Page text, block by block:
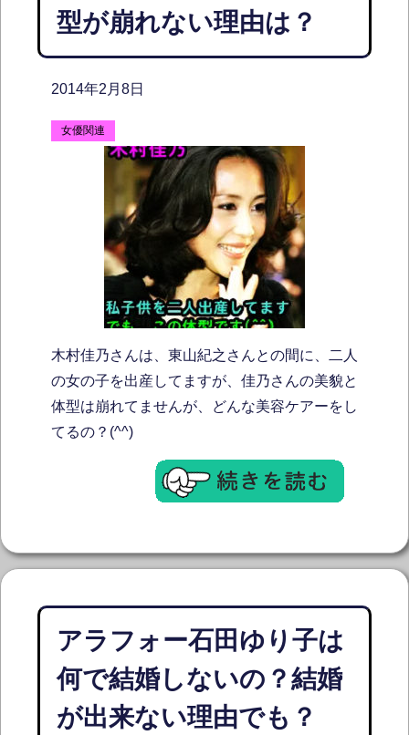
型が崩れない理由は？
2014年2月8日
女優関連
木村佳乃さんは、東山紀之さんとの間に、二人
の女の子を出産してますが、佳乃さんの美貌と
体型は崩れてませんが、どんな美容ケアーをし
てるの？(^^)
アラフォー石田ゆり子は
何で結婚しないの？結婚
が出来ない理由でも？